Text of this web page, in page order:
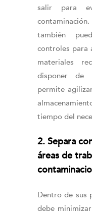
salir para
también
controles para
materiales
disponer de
permite
tiempo del
2. Separa
áreas de
Dentro de sus
debe